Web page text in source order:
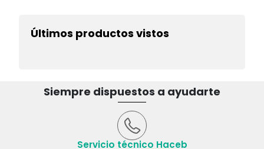
Últimos productos vistos
Siempre dispuestos a ayudarte
Servicio técnico Haceb